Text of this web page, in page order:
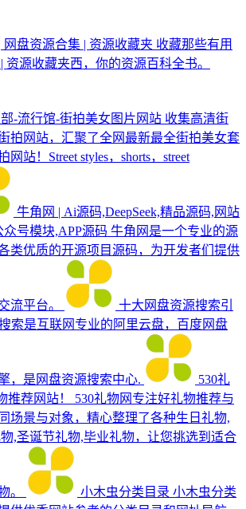
网盘资源合集 | 资源收藏夹 收藏那些有用
资源收藏夹西，你的资源百科全书。
-流行馆-街拍美女图片网站 收集高清街
拍网站，汇聚了全网最新最全街拍美女套
站！Street styles，shorts，street
牛角网 | Ai源码,DeepSeek,精品源码,网站
号模块,APP源码 牛角网是一个专业的源
类优质的开源项目源码，为开发者们提供
流平台。
十大网盘资源搜索引
索是互联网专业的阿里云盘，百度网盘
，是网盘资源搜索中心.
530礼
推荐网站！
530礼物网专注好礼物推荐与
场景与对象，精心整理了各种生日礼物,
,圣诞节礼物,毕业礼物，让您挑选到适合
。 小木虫分类目录 小木虫分类